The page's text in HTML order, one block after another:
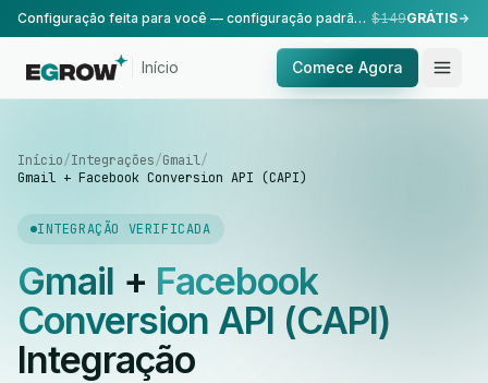
Configuração feita para você — configuração padrão, realizada pela nossa equipe. $149GRÁTIS
Início Comece Agora
Início/Integrações/Gmail/
Gmail + Facebook Conversion API (CAPI)
INTEGRAÇÃO VERIFICADA
Gmail + Facebook
Conversion API (CAPI)
Integração